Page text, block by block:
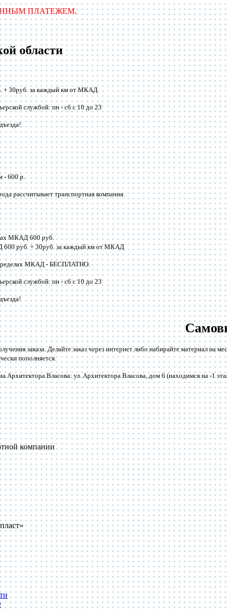
ПЛАТЕЖЕМ.
области
+ 30руб. за каждый км от МКАД
службой: пн - сб с 10 до 23
-600 р.
рассчитывает транспортная компания.
МКАД 600 руб.
600 руб. + 30руб. за каждый км от МКАД
МКАД - БЕСПЛАТНО
службой: пн - сб с 10 до 23
заказа. Делайте заказ через интернет либо набирайте материал на
пополняется.
Архитектора Власова: ул. Архитектора Власова, дом 6 (находимся на -1
компании